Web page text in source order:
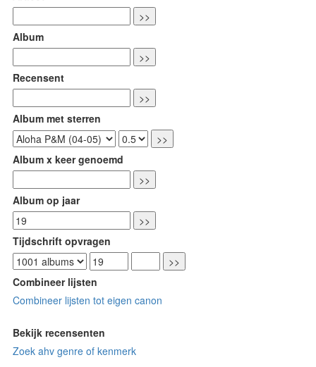
Album
Recensent
Album met sterren
Album x keer genoemd
Album op jaar
Tijdschrift opvragen
Combineer lijsten
Combineer lijsten tot eigen canon
Bekijk recensenten
Zoek ahv genre of kenmerk